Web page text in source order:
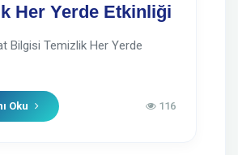
Her Yerde Etkinliği
Bilgisi Temizlik Her Yerde
Oku 116